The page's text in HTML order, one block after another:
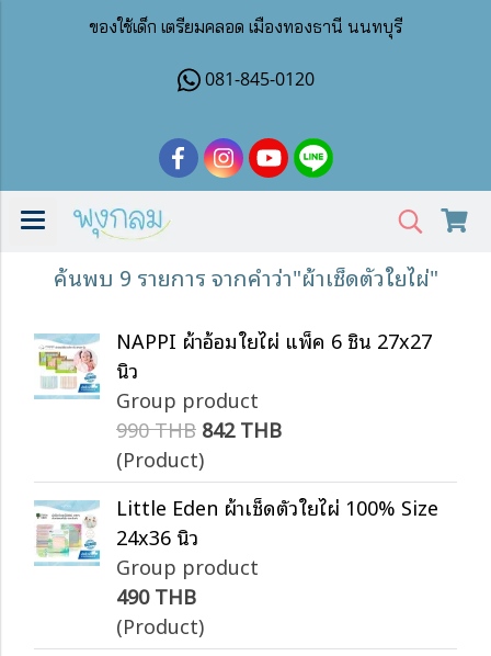
ของใช้เด็ก เตรียมคลอด เมืองทองธานี นนทบุรี
081-845-0120
ค้นพบ 9 รายการ จากคำว่า"ผ้าเช็ดตัวใยไผ่"
NAPPI ผ้าอ้อมใยไผ่ แพ็ค 6 ชิ้น 27x27
นิ้ว
Group product
990 THB 842 THB
(Product)
Little Eden ผ้าเช็ดตัวใยไผ่ 100% Size
24x36 นิ้ว
Group product
490 THB
(Product)